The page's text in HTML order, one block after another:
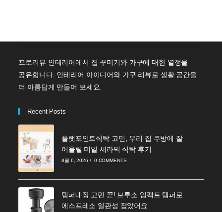
프로리뷰 인테리어에서 집 꾸미기와 가구에 대한 열정을
공유합니다. 인테리어 아이디어와 가구 리뷰로 생활 공간을
더 아름답게 만들어 보세요.
Recent Posts
플랫포인트식탁 고민, 우리 집 주방에 잘
어울릴 미일 세라믹 식탁 후기
8월 6, 2026 / 0 COMMENTS
템퍼매장 고민 끝! 브루소 임팩트 탬퍼로
에스프레소 일관성 잡았어요